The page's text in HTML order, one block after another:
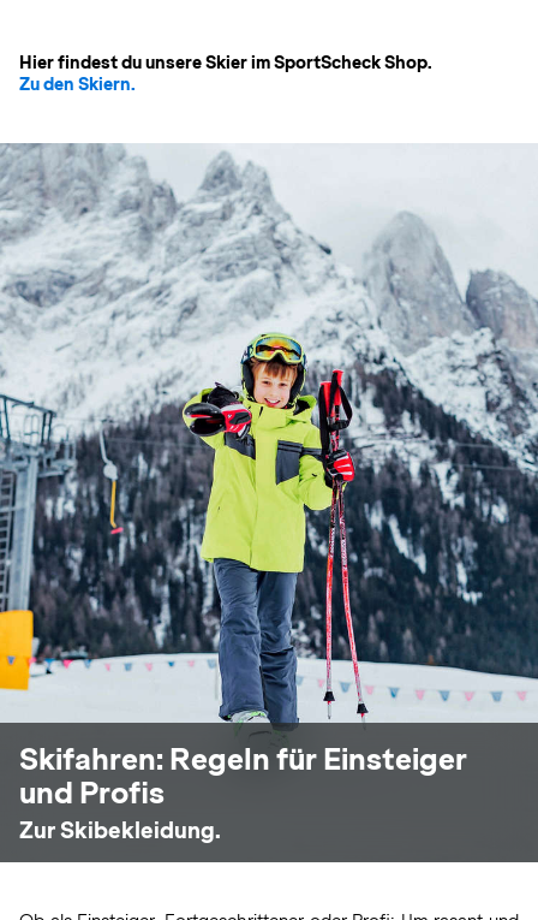
Hier findest du unsere Skier im SportScheck Shop.
Zu den Skiern.
Skifahren: Regeln für Einsteiger
und Profis
Zur Skibekleidung.